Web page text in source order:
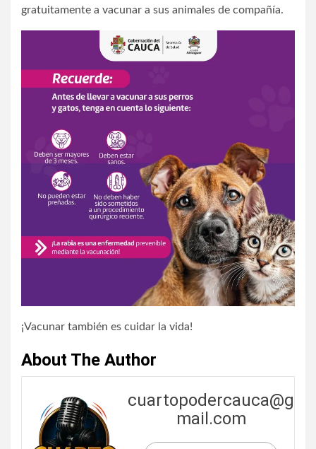
gratuitamente a vacunar a sus animales de compañía.
¡Vacunar también es cuidar la vida!
About The Author
cuartopodercauca@g
mail.com